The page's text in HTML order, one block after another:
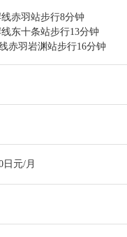
赤羽站步行8分钟
东十条站步行13分钟
赤羽岩渊站步行16分钟
日元/月